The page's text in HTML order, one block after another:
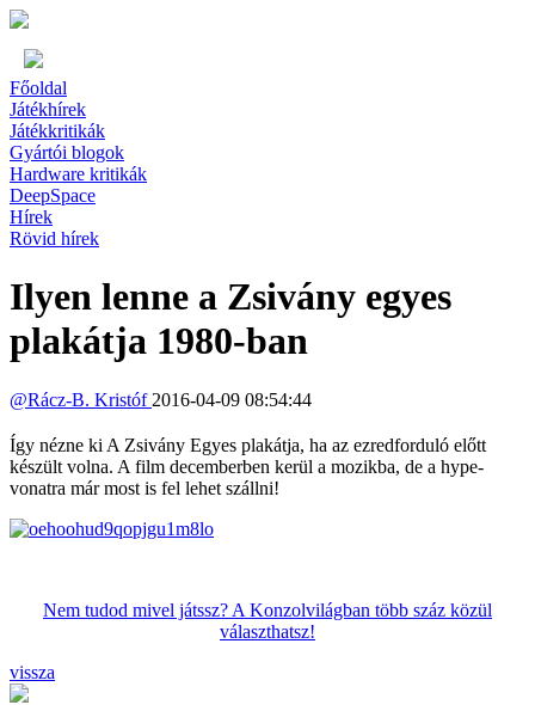
Főoldal
Játékhírek
Játékkritikák
Gyártói blogok
Hardware kritikák
DeepSpace
Hírek
Rövid hírek
Ilyen lenne a Zsivány egyes
plakátja 1980-ban
@Rácz-B. Kristóf 2016-04-09 08:54:44
Így nézne ki A Zsivány Egyes plakátja, ha az ezredforduló előtt
készült volna. A film decemberben kerül a mozikba, de a hype-
vonatra már most is fel lehet szállni!
Nem tudod mivel játssz? A Konzolvilágban több száz közül
választhatsz!
vissza